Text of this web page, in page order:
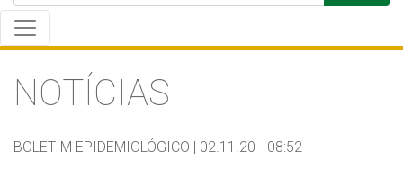
NOTÍCIAS
BOLETIM EPIDEMIOLÓGICO | 02.11.20 - 08:52